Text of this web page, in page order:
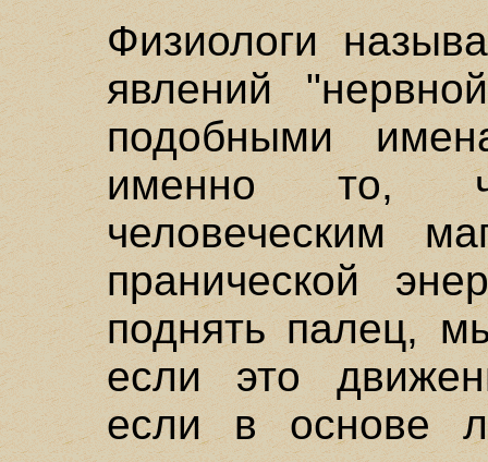
Физиологи
явлений
подобными
именно то,
человеческим
пранической
поднять палец,
если это
если в основе